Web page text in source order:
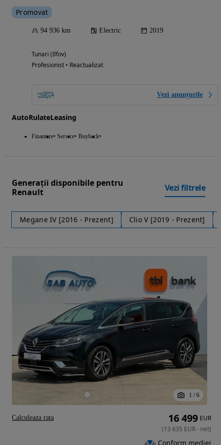
Promovat
94 936 km Electric 2019
Tunari (Ilfov)
Profesionist • Reactualizat
Vezi anunțurile
AutoRulateLeasing
Finantare Service Buyback
Generații disponibile pentru
Renault
Vezi filtrele
Megane IV [2016 - Prezent] Clio V [2019 - Prezent]
1 / 6
16 499 EUR
(13 635 EUR- net)
Conform mediei
Calculeaza rata